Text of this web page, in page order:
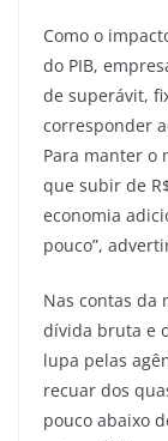
Como o
do PIB,
de superávit,
corresponder
Para manter o
que subir de
economia
pouco”,
Nas contas da
dívida bruta e
lupa pelas
recuar dos
pouco abaixo